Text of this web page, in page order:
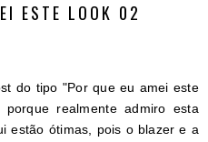
ESTE LOOK 02
do tipo "Por que eu amei este
realmente admiro esta
estão ótimas, pois o blazer e a